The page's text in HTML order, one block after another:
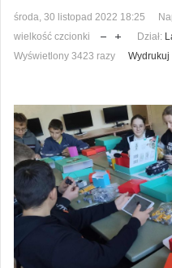
środa, 30 listopad 2022 18:25
wielkość czcionki
Dział:
Wyświetlony 3423 razy
Wydrukuj